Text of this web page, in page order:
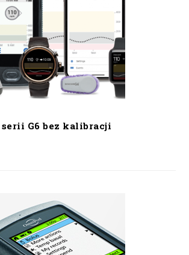
serii G6 bez kalibracji